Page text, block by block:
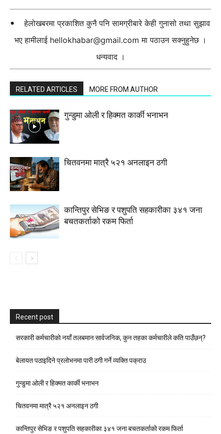
हेलोखबरमा प्रकाशित कुनै पनि सामग्रीबारे केही गुनासो तथा सुझाव
भए हामीलाई hellokhabar@gmail.com मा पठाउन सक्नुहुनेछ ।
धन्यवाद ।
RELATED ARTICLES MORE FROM AUTHOR
गुन्डुमा ओली र हिक्मत कार्की भनाभन
चितवनमा मात्रै ५२१ अनलाइन ठगी
कान्तिपुर सेभिङ र पशुपति सहकारीका ३४१ जना
बचतकर्ताको रकम फिर्ता
Recent post
सरकारी कर्मचारीकाे नयाँ तलबमान सार्वजनिक, कुन तहका कर्मचारीले कति पाउँछन्?
बेलायत पठाइदिने प्रलाेभनमा पारी ठगी गर्ने व्यक्ति पक्राउ
गुन्डुमा ओली र हिक्मत कार्की भनाभन
चितवनमा मात्रै ५२१ अनलाइन ठगी
कान्तिपुर सेभिङ र पशुपति सहकारीका ३४१ जना बचतकर्ताको रकम फिर्ता